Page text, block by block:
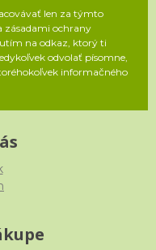
len za týmto
zásadami ochrany
na odkaz, ktorý ti
odvolať písomne,
informačného